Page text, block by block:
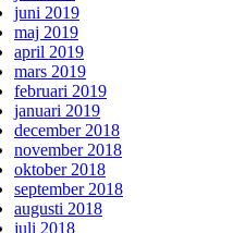
juni 2019
maj 2019
april 2019
mars 2019
februari 2019
januari 2019
december 2018
november 2018
oktober 2018
september 2018
augusti 2018
juli 2018